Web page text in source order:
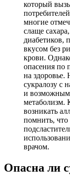
который
многие
слаще
диабетиков,
вкусом без
крови.
опасения по
на здоровье.
сукралозу с
и
метаболизм.
возникать
помнить, что
врачом.
Опасна ли